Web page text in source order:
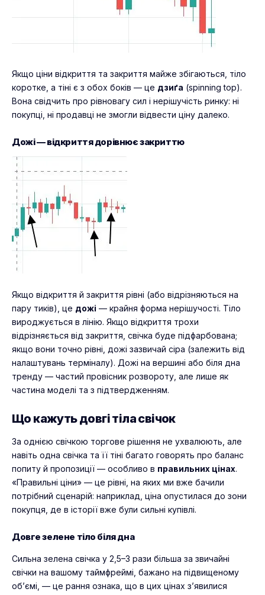
Якщо ціни відкриття та закриття майже збігаються, тіло
коротке, а тіні є з обох боків — це дзиґа (spinning top).
Вона свідчить про рівновагу сил і нерішучість ринку: ні
покупці, ні продавці не змогли відвести ціну далеко.
Дожі — відкриття дорівнює закриттю
Якщо відкриття й закриття рівні (або відрізняються на
пару тиків), це дожі — крайня форма нерішучості. Тіло
вироджується в лінію. Якщо відкриття трохи
відрізняється від закриття, свічка буде підфарбована;
якщо вони точно рівні, дожі зазвичай сіра (залежить від
налаштувань терміналу). Дожі на вершині або біля дна
тренду — частий провісник розвороту, але лише як
частина моделі та з підтвердженням.
Що кажуть довгі тіла свічок
За однією свічкою торгове рішення не ухвалюють, але
навіть одна свічка та її тіні багато говорять про баланс
попиту й пропозиції — особливо в правильних цінах.
«Правильні ціни» — це рівні, на яких ми вже бачили
потрібний сценарій: наприклад, ціна опустилася до зони
покупця, де в історії вже були сильні купівлі.
Довге зелене тіло біля дна
Сильна зелена свічка у 2,5–3 рази більша за звичайні
свічки на вашому таймфреймі, бажано на підвищеному
об’ємі, — це рання ознака, що в цих цінах з’явилися